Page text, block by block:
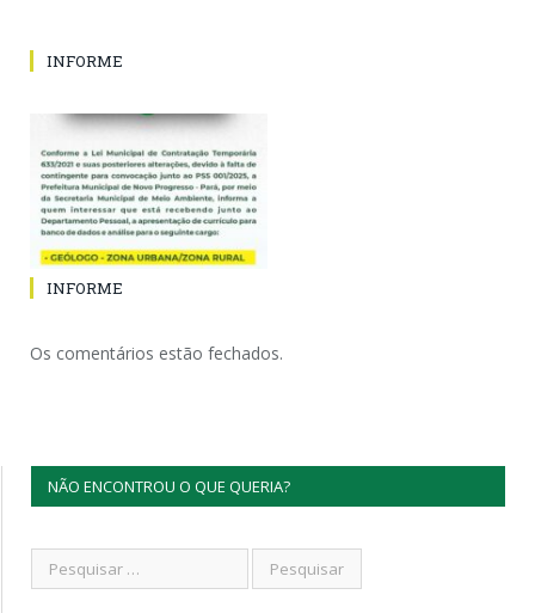
INFORME
INFORME
Os comentários estão fechados.
NÃO ENCONTROU O QUE QUERIA?